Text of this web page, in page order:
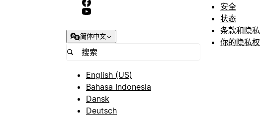
简体中文
English (US)
Bahasa Indonesia
Dansk
Deutsch
安全
状态
条款和隐私
你的隐私权